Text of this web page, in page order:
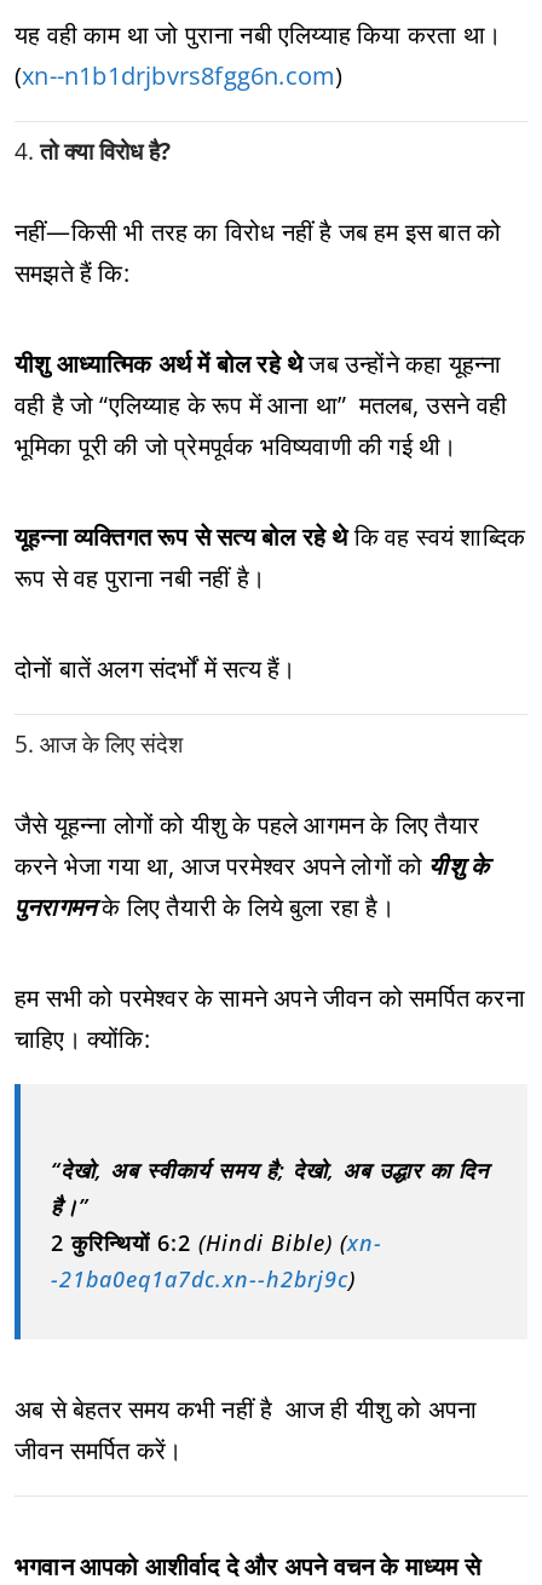
यह वही काम था जो पुराना नबी एलिय्याह किया करता था।
(xn--n1b1drjbvrs8fgg6n.com)
4.तो क्या विरोध है?
नहीं—किसी भी तरह का विरोध नहीं है जब हम इस बात को
समझते हैं कि:
यीशु आध्यात्मिक अर्थ में बोल रहे थेजब उन्होंने कहा यूहन्ना
वही है जो “एलिय्याह के रूप में आना था” मतलब, उसने वही
भूमिका पूरी की जो प्रेमपूर्वक भविष्यवाणी की गई थी।
यूहन्ना व्यक्तिगत रूप से सत्य बोल रहे थेकि वह स्वयं शाब्दिक
रूप से वह पुराना नबी नहीं है।
दोनों बातें अलग संदर्भों में सत्य हैं।
5. आज के लिए संदेश
जैसे यूहन्ना लोगों को यीशु के पहले आगमन के लिए तैयार
करने भेजा गया था, आज परमेश्वर अपने लोगों को यीशु के
पुनरागमनके लिए तैयारी के लिये बुला रहा है।
हम सभी को परमेश्वर के सामने अपने जीवन को समर्पित करना
चाहिए। क्योंकि:
“देखो, अब स्वीकार्य समय है; देखो, अब उद्धार का दिन
है।”
2 कुरिन्थियों 6:2 (Hindi Bible) (xn-
-21ba0eq1a7dc.xn--h2brj9c)
अब से बेहतर समय कभी नहीं है आज ही यीशु को अपना
जीवन समर्पित करें।
भगवान आपको आशीर्वाद दे और अपने वचन के माध्यम से